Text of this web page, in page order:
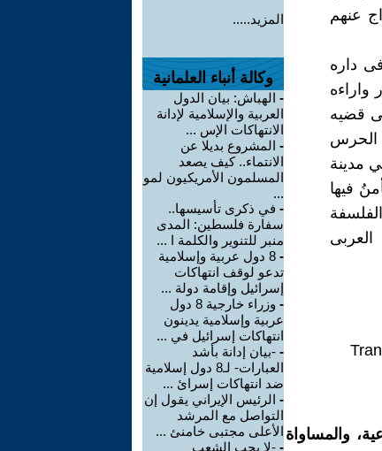
عنهم
داره
واراءه
قضيه
الحرس
مدينة
فيها
والمساواة
المزيد.....
وكالة أنباء العلمانية
- الهباش: بيان الدول
العربية والإسلامية لإدانة
الانتهاكات الإس ...
- المشروع بديلا عن
الانتماء.. كيف يصعد
المسلمون الأمريكيون لمو
...
- في ذكرى تأسيسها..
سفارة فلسطين: المدى
منبر للتنوير والكلمة ا ...
-
8 دول عربية وإسلامية
تدعو لوقف انتهاكات
إسرائيل وإقامة دولة ...
-
وزراء خارجية 8 دول
عربية وإسلامية يدينون
انتهاكات إسرائيل في ...
- -بيان إدانة بأشد
العبارات- لـ8 دول إسلامية
ضد انتهاكات إسرائ ...
- الرئيس الإيراني يقول إن
التواصل مع المرشد
الأعلى مجتبى خامنئ ...
- -لا يحب الشعب